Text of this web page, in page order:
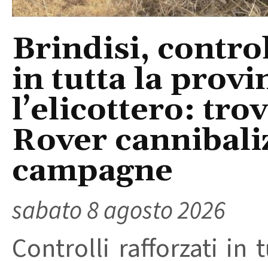
Brindisi,
in tutta la
l’elicottero:
Rover
campagne
sabato 8 agosto 2026
Controlli rafforzati in